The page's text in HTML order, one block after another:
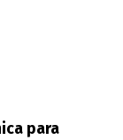
para